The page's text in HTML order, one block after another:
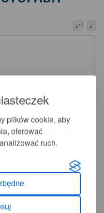
plików cookie, aby
oferować
ruch.
A+ A-